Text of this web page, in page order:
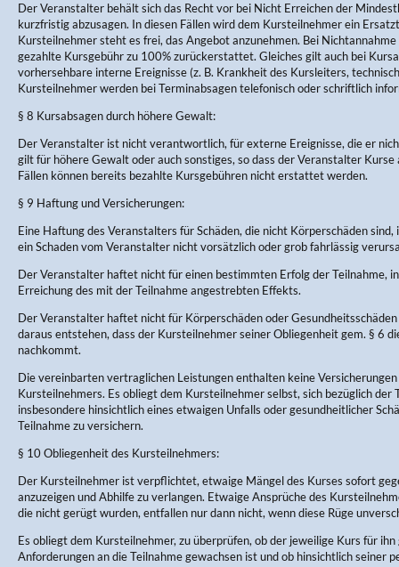
Der Veranstalter behält sich das Recht vor bei Nicht Erreichen der
kurzfristig abzusagen. In diesen Fällen wird dem Kursteilnehmer ein
Kursteilnehmer steht es frei, das Angebot anzunehmen. Bei
gezahlte Kursgebühr zu 100% zurückerstattet. Gleiches gilt auch bei
vorhersehbare interne Ereignisse (z. B. Krankheit des Kursleiters,
Kursteilnehmer werden bei Terminabsagen telefonisch oder schriftlich
§ 8 Kursabsagen durch höhere Gewalt:
Der Veranstalter ist nicht verantwortlich, für externe Ereignisse, die er
gilt für höhere Gewalt oder auch sonstiges, so dass der Veranstalter Kurse
Fällen können bereits bezahlte Kursgebühren nicht erstattet werden.
§ 9 Haftung und Versicherungen:
Eine Haftung des Veranstalters für Schäden, die nicht Körperschäden sind,
ein Schaden vom Veranstalter nicht vorsätzlich oder grob fahrlässig
Der Veranstalter haftet nicht für einen bestimmten Erfolg der Teilnahme,
Erreichung des mit der Teilnahme angestrebten Effekts.
Der Veranstalter haftet nicht für Körperschäden oder
daraus entstehen, dass der Kursteilnehmer seiner Obliegenheit gem. § 6
nachkommt.
Die vereinbarten vertraglichen Leistungen enthalten keine Versicherungen
Kursteilnehmers. Es obliegt dem Kursteilnehmer selbst, sich bezüglich der
insbesondere hinsichtlich eines etwaigen Unfalls oder gesundheitlicher
Teilnahme zu versichern.
§ 10 Obliegenheit des Kursteilnehmers:
Der Kursteilnehmer ist verpflichtet, etwaige Mängel des Kurses sofort
anzuzeigen und Abhilfe zu verlangen. Etwaige Ansprüche des
die nicht gerügt wurden, entfallen nur dann nicht, wenn diese Rüge
Es obliegt dem Kursteilnehmer, zu überprüfen, ob der jeweilige Kurs für
Anforderungen an die Teilnahme gewachsen ist und ob hinsichtlich seiner